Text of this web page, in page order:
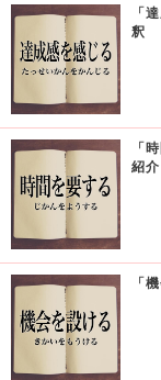
「
釈
「
紹介
「